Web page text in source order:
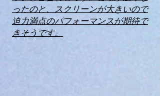
ったのと、スクリーンが大きいので
迫力満点のパフォーマンスが期待で
きそうです。